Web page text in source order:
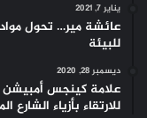
يناير 7, 2021
عائشة مير… تحول
للبيئة
ديسمبر 28, 2020
علامة كينجس أمبيشن
للارتقاء بأزياء